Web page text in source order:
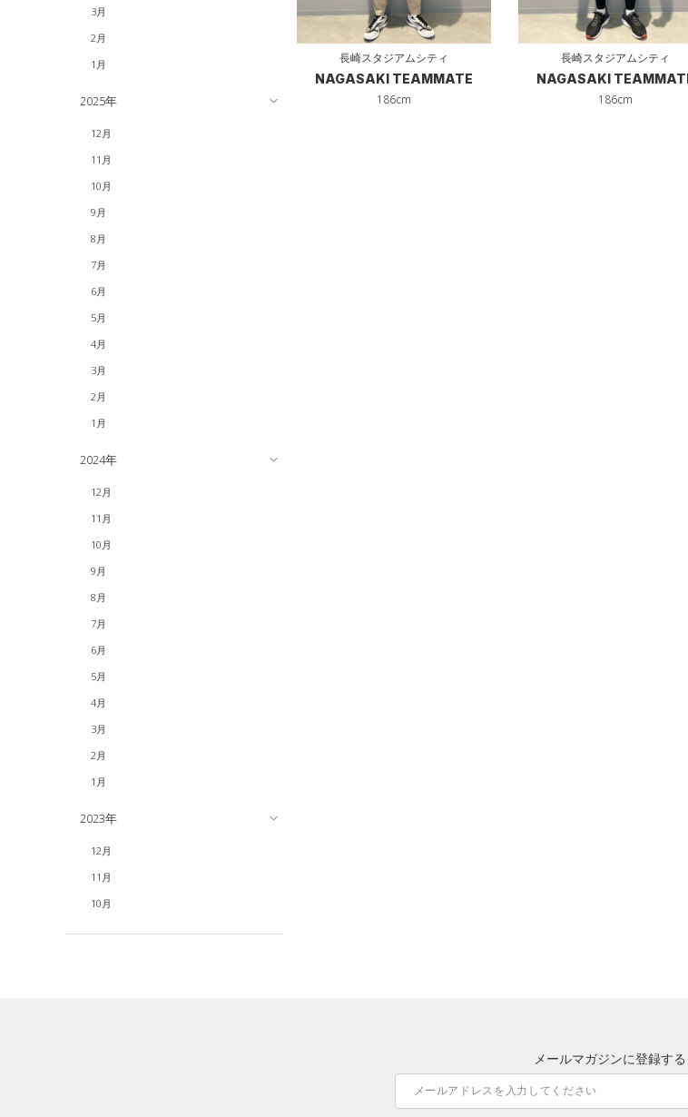
3月
2月
1月
2025年
12月
11月
10月
9月
8月
7月
6月
5月
4月
3月
2月
1月
2024年
12月
11月
10月
9月
8月
7月
6月
5月
4月
3月
2月
1月
2023年
12月
11月
10月
長崎スタジアムシティ
NAGASAKI TEAMMATE
186cm
長崎スタジアムシティ
NAGASAKI
186cm
メールマガジンに登録する